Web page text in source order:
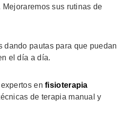
sus rutinas de
dando pautas para que puedan
el día a día.
expertos enfisioterapia
de terapia manual y